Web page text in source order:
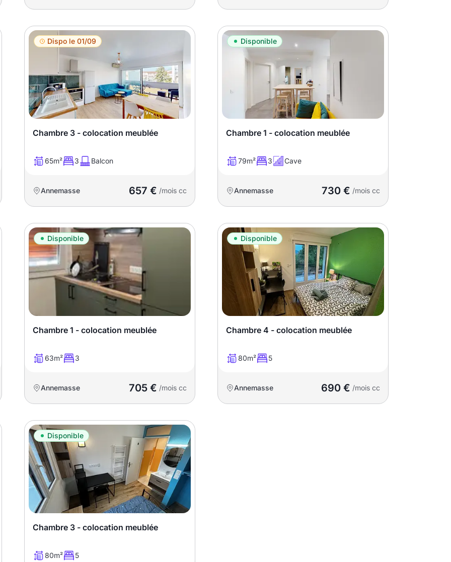
Dispo le 01/09
Chambre 3 - colocation meublée
65m² 3 Balcon
Annemasse 657 € /mois cc
Disponible
Chambre 1 - colocation meublée
79m² 3 Cave
Annemasse 730 € /mois cc
Disponible
Chambre 1 - colocation meublée
63m² 3
Annemasse 705 € /mois cc
Disponible
Chambre 4 - colocation meublée
80m² 5
Annemasse 690 € /mois cc
Disponible
Chambre 3 - colocation meublée
80m² 5